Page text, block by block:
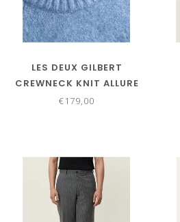
LES DEUX GILBERT
CREWNECK KNIT ALLURE
€179,00